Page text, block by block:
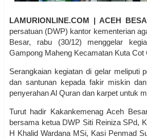
LAMURIONLINE.COM | ACEH
persatuan (DWP) kantor kementerian
Besar, rabu (30/12) menggelar
Gampong Maheng Kecamatan Kuta Cot
Serangkaian kegiatan di gelar meliputi
dan santunan kepada fakir miskin
penyerahan Al Quran dan karpet untuk
Turut hadir Kakankemenag Aceh
bersama ketua DWP Siti Reiniza SPd,
H Khalid Wardana MSi, Kasi Penmad